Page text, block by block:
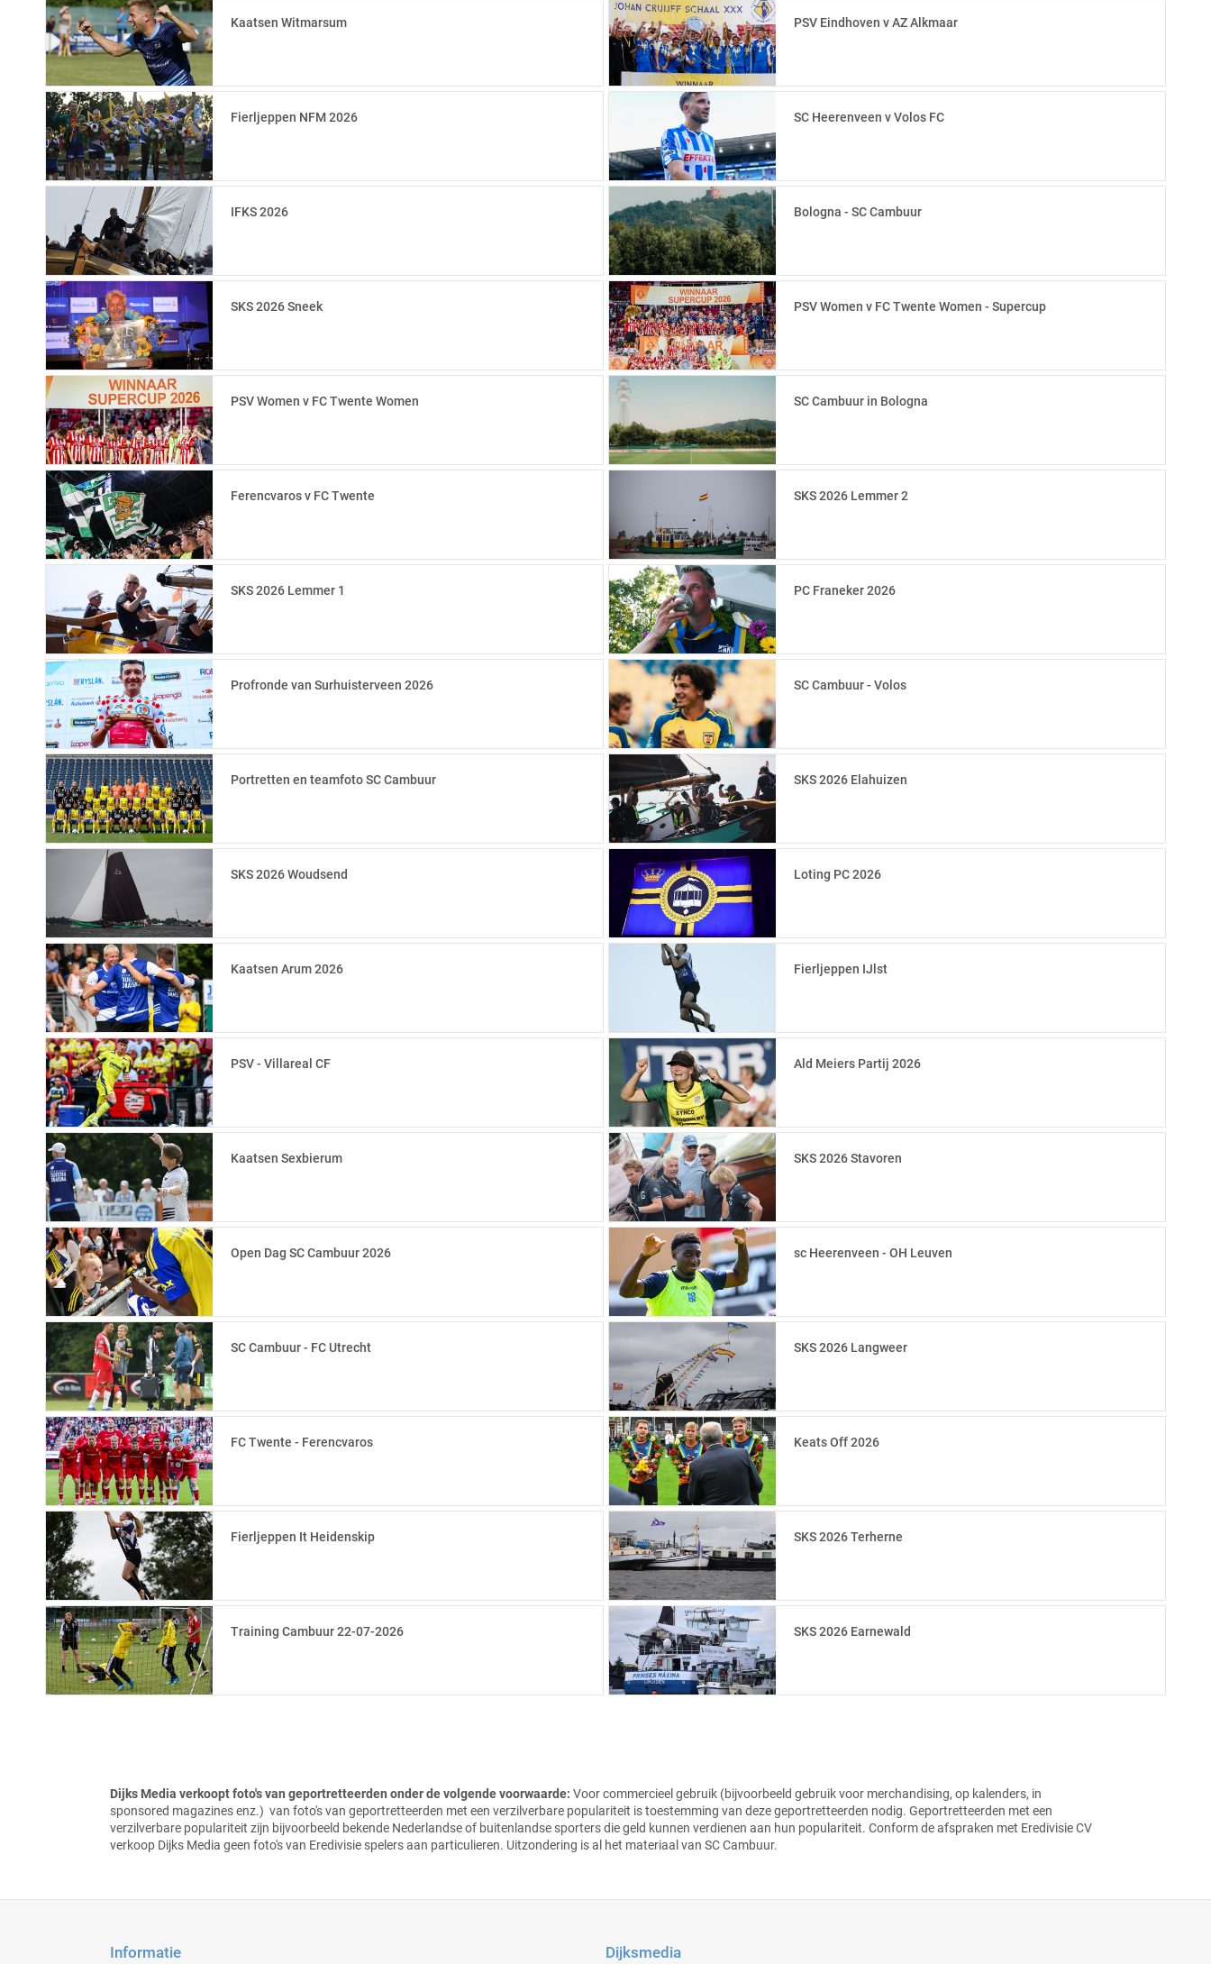
Kaatsen Witmarsum PSV Eindhoven v AZ Alkmaar
Fierljeppen NFM 2026 SC Heerenveen v Volos FC
IFKS 2026 Bologna - SC Cambuur
SKS 2026 Sneek PSV Women v FC Twente Women - Supercup
PSV Women v FC Twente Women SC Cambuur in Bologna
Ferencvaros v FC Twente SKS 2026 Lemmer 2
SKS 2026 Lemmer 1 PC Franeker 2026
Profronde van Surhuisterveen 2026 SC Cambuur - Volos
Portretten en teamfoto SC Cambuur SKS 2026 Elahuizen
SKS 2026 Woudsend Loting PC 2026
Kaatsen Arum 2026 Fierljeppen IJlst
PSV - Villareal CF Ald Meiers Partij 2026
Kaatsen Sexbierum SKS 2026 Stavoren
Open Dag SC Cambuur 2026 sc Heerenveen - OH Leuven
SC Cambuur - FC Utrecht SKS 2026 Langweer
FC Twente - Ferencvaros Keats Off 2026
Fierljeppen It Heidenskip SKS 2026 Terherne
Training Cambuur 22-07-2026 SKS 2026 Earnewald
Dijks Media verkoopt foto's van geportretteerden onder de volgende voorwaarde: Voor commercieel gebruik (bijvoorbeeld gebruik voor merchandising, op kalenders, in
sponsored magazines enz.) van foto'svan geportretteerden met een verzilverbare populariteit is toestemming van deze geportretteerden nodig. Geportretteerden met een
verzilverbare populariteit zijn bijvoorbeeld bekende Nederlandse of buitenlandse sporters die geld kunnen verdienen aan hun populariteit. Conform de afspraken met Eredivisie CV
verkoop Dijks Media geen foto's van Eredivisie spelers aan particulieren. Uitzondering is al het materiaal van SC Cambuur.
Informatie Dijksmedia